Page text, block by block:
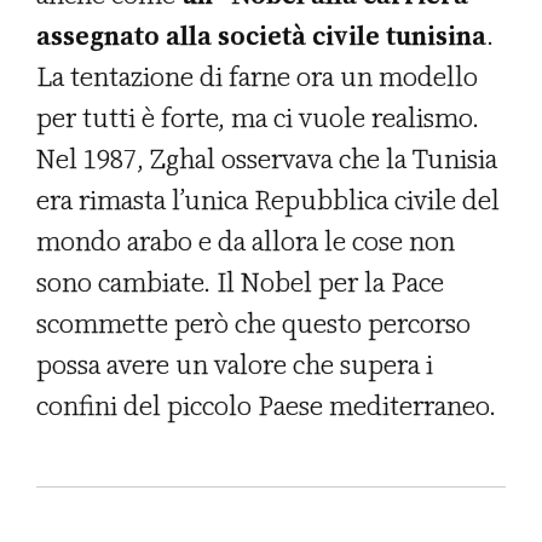
assegnato alla società civile tunisina.
La tentazione di farne ora un modello
per tutti è forte, ma ci vuole realismo.
Nel 1987, Zghal osservava che la Tunisia
era rimasta l’unica Repubblica civile del
mondo arabo e da allora le cose non
sono cambiate. Il Nobel per la Pace
scommette però che questo percorso
possa avere un valore che supera i
confini del piccolo Paese mediterraneo.